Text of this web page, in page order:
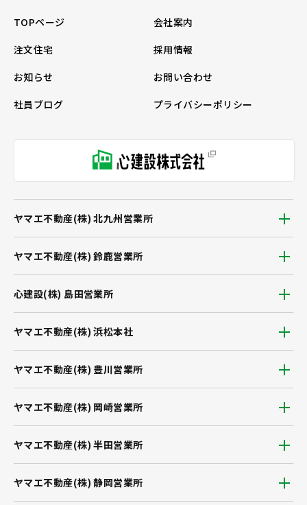
TOPページ
会社案内
注文住宅
採用情報
お知らせ
お問い合わせ
社員ブログ
プライバシーポリシー
ヤマエ不動産(株) 浜松本社
ヤマエ不動産(株) 静岡営業所
ヤマエ不動産(株) 豊川営業所
ヤマエ不動産(株) 岡崎営業所
ヤマエ不動産(株) 半田営業所
ヤマエ不動産(株) 北九州営業所
ヤマエ不動産(株) 鈴鹿営業所
心建設(株) 島田営業所